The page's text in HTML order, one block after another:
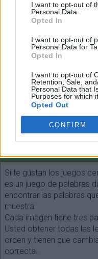
I want to opt-out of
Personal Data.
Opted In
I want to opt-out of
Personal Data for
Opted In
I want to opt-out of
Retention, Sale,
Personal Data that
Purposes for which
Opted Out
CONFIRM
Espalda
Seleccione cada
Si te gustan los juegos
es un juego de palabras
encontrar las palabras
muestra.
Cada imagen tiene tres
Usted obtener todas las
orden y tienen que
correcta.